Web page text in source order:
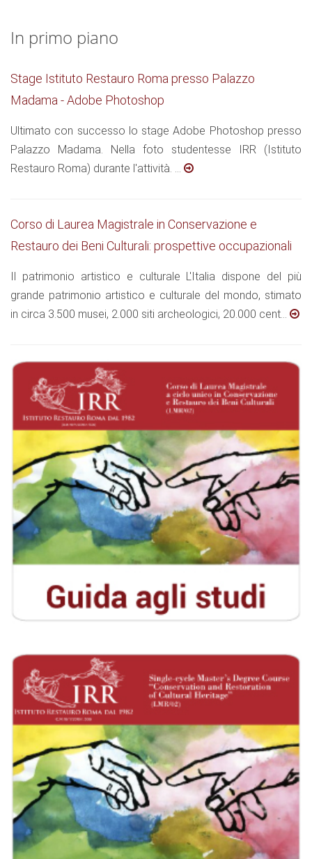
In primo piano
Stage Istituto Restauro Roma presso Palazzo
Madama - Adobe Photoshop
Ultimato con successo lo stage Adobe Photoshop presso
Palazzo Madama. Nella foto studentesse IRR (Istituto
Restauro Roma) durante l'attività. ...
Corso di Laurea Magistrale in Conservazione e
Restauro dei Beni Culturali: prospettive occupazionali
Il patrimonio artistico e culturale L'Italia dispone del più
grande patrimonio artistico e culturale del mondo, stimato
in circa 3.500 musei, 2.000 siti archeologici, 20.000 cent...